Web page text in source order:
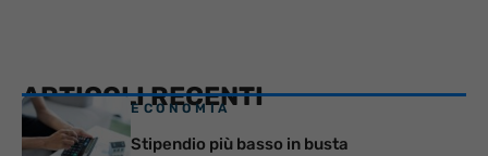
ARTICOLI RECENTI
ECONOMIA
Stipendio più basso in busta